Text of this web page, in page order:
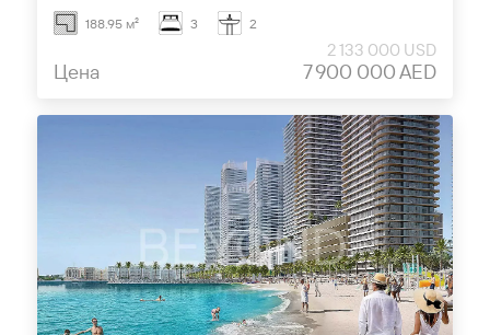
188.95 м² 3 2
Цена
2 133 000 USD
7 900 000 AED